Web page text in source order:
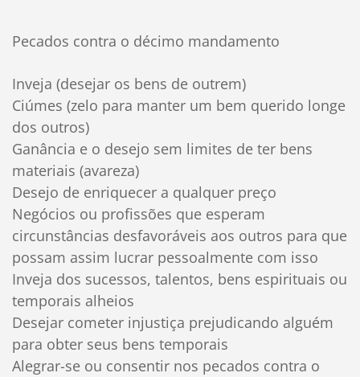
Pecados contra o décimo mandamento
Inveja (desejar os bens de outrem)
Ciúmes (zelo para manter um bem querido longe
dos outros)
Ganância e o desejo sem limites de ter bens
materiais (avareza)
Desejo de enriquecer a qualquer preço
Negócios ou profissões que esperam
circunstâncias desfavoráveis aos outros para que
possam assim lucrar pessoalmente com isso
Inveja dos sucessos, talentos, bens espirituais ou
temporais alheios
Desejar cometer injustiça prejudicando alguém
para obter seus bens temporais
Alegrar-se ou consentir nos pecados contra o